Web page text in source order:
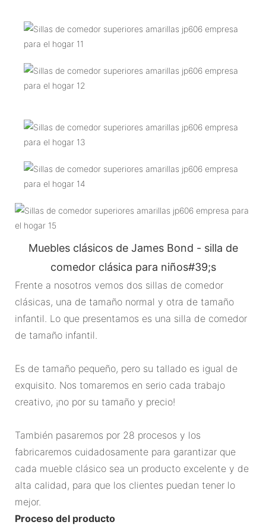
Muebles clásicos de James Bond - silla de
comedor clásica para niños#39;s
Frente a nosotros vemos dos sillas de comedor
clásicas, una de tamaño normal y otra de tamaño
infantil. Lo que presentamos es una silla de comedor
de tamaño infantil.
Es de tamaño pequeño, pero su tallado es igual de
exquisito. Nos tomaremos en serio cada trabajo
creativo, ¡no por su tamaño y precio!
También pasaremos por 28 procesos y los
fabricaremos cuidadosamente para garantizar que
cada mueble clásico sea un producto excelente y de
alta calidad, para que los clientes puedan tener lo
mejor.
Proceso del producto